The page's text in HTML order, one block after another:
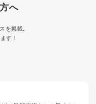
へ
を掲載。
す！